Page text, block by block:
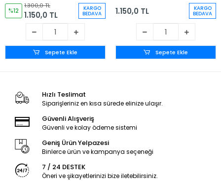
80'li Kutu
%12
1.300,0 TL
1.150,0 TL
KARGO
BEDAVA
Sepete Ekle
1.150,0 TL KARGO
BEDAVA
Sepete Ekle
Hızlı Teslimat
Siparişleriniz en kısa sürede elinize ulaşır.
Güvenli Alışveriş
Güvenli ve kolay ödeme sistemi
Geniş Ürün Yelpazesi
Binlerce ürün ve kampanya seçeneği
7 / 24 DESTEK
Öneri ve şikayetlerinizi bize iletebilirsiniz.